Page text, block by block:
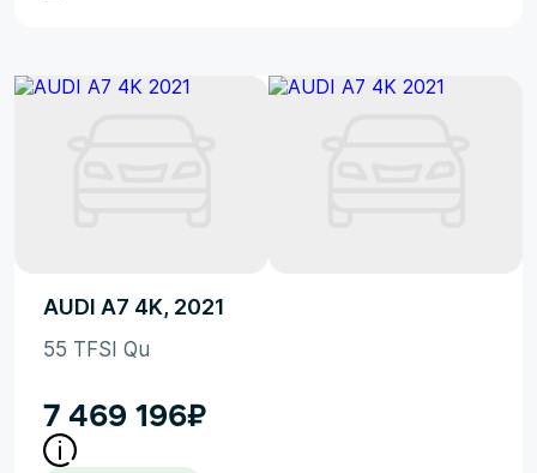
AUDI A7 4K, 2021
55 TFSI Qu
7 469 196₽